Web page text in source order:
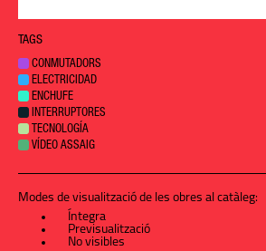
TAGS
CONMUTADORS
ELECTRICIDAD
ENCHUFE
INTERRUPTORES
TECNOLOGÍA
VÍDEO ASSAIG
Modes de visualització de les obres al catàleg:
Íntegra
Previsualització
No visibles